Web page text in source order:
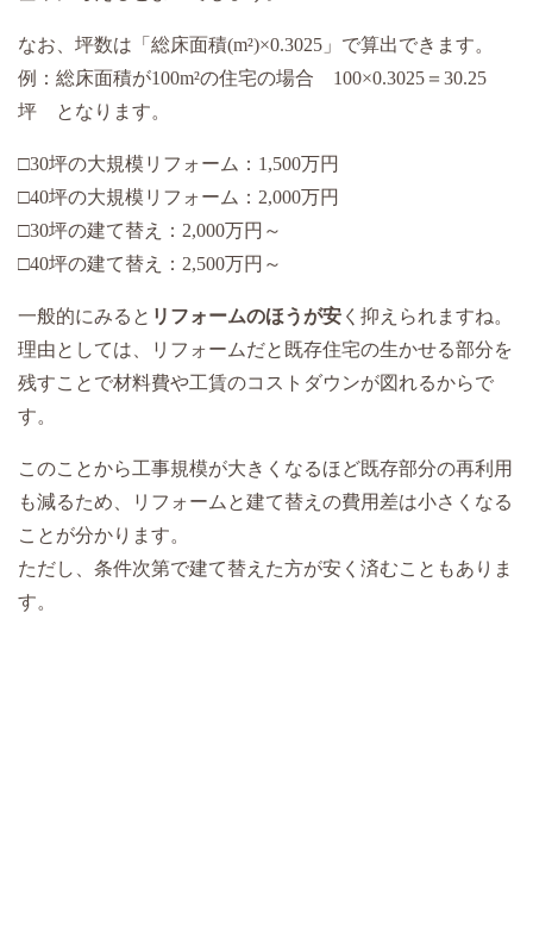
なお、坪数は「総床面積(m²)×0.3025」で算出できます。
例：総床面積が100m²の住宅の場合 100×0.3025＝30.25
坪 となります。
□30坪の大規模リフォーム：1,500万円
□40坪の大規模リフォーム：2,000万円
□30坪の建て替え：2,000万円～
□40坪の建て替え：2,500万円～
一般的にみると リフォームのほうが安 く抑えられますね。
理由としては、リフォームだと既存住宅の生かせる部分を
残すことで材料費や工賃のコストダウンが図れるからで
す。
このことから工事規模が大きくなるほど既存部分の再利用
も減るため、リフォームと建て替えの費用差は小さくなる
ことが分かります。
ただし、条件次第で建て替えた方が安く済むこともありま
す。